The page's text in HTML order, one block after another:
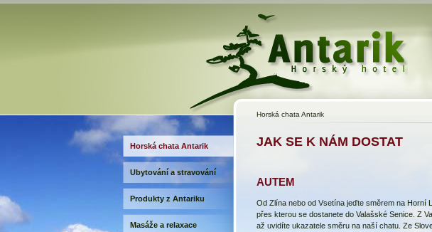
Horská chata Antarik
Ubytování a stravování
Produkty z Antariku
Masáže a relaxace
Horská chata Antarik
JAK SE K NÁM DOSTAT
AUTEM
Od Zlína nebo od Vsetína jeďte směrem na Horní
přes kterou se dostanete do Valašské Senice. Z
až uvidíte ukazatele směru na naší chatu. Ze